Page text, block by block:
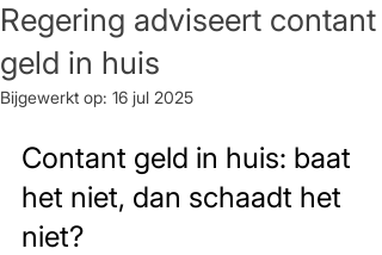
Regering adviseert contant
geld in huis
Bijgewerkt op: 16 jul 2025
Contant geld in huis: baat
het niet, dan schaadt het
niet?